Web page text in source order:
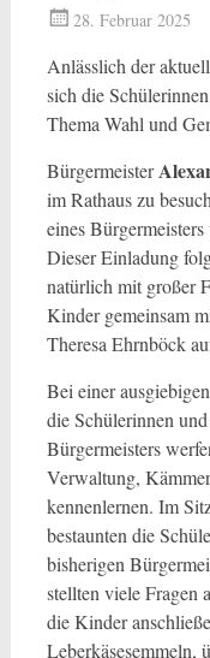
28. Februar 2025
Anlässlich der
sich die
Thema Wahl und
Bürgermeister
im Rathaus zu
eines
Dieser Einladung
natürlich mit großer
Kinder gemeinsam
Theresa Ehrnböck
Bei einer
die Schülerinnen
Bürgermeisters
Verwaltung,
kennenlernen. Im
bestaunten die
bisherigen
stellten viele Fragen
die Kinder
Leberkäsesemmeln,